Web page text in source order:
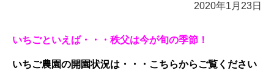
2020年1月23日
いちごといえば・・・秩父は今が旬の季節！
いちご農園の開園状況は・・・こちらからご覧ください